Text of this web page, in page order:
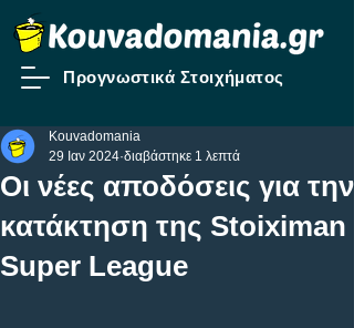
Προγνωστικά Στοιχήματος
Οι νέες αποδόσεις για την
κατάκτηση της Stoiximan
Super League
Kouvadomania
29 Ιαν 2024 διαβάστηκε 1 λεπτά